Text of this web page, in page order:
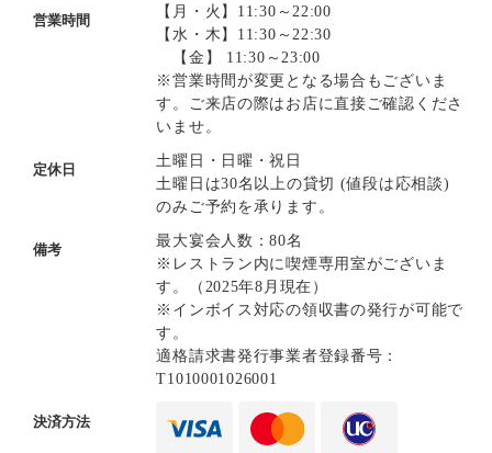
営業時間
【月・火】11:30～22:00
【水・木】11:30～22:30
【金】 11:30～23:00
※営業時間が変更となる場合もございま
す。ご来店の際はお店に直接ご確認くださ
いませ。
定休日
土曜日・日曜・祝日
土曜日は30名以上の貸切 (値段は応相談)
のみご予約を承ります。
備考
最大宴会人数：80名
※レストラン内に喫煙専用室がございま
す。（2025年8月現在）
※インボイス対応の領収書の発行が可能で
す。
適格請求書発行事業者登録番号：
T1010001026001
決済方法